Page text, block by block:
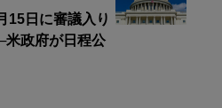
15日に審議入り
政府が日程公